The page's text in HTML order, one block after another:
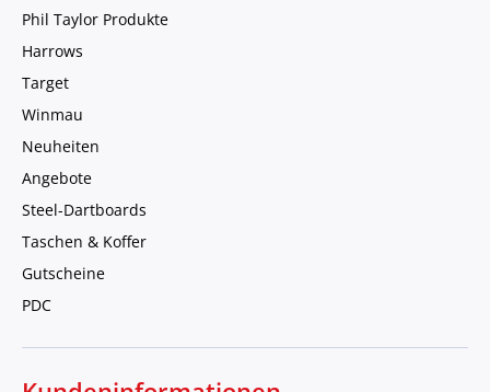
Phil Taylor Produkte
Harrows
Target
Winmau
Neuheiten
Angebote
Steel-Dartboards
Taschen & Koffer
Gutscheine
PDC